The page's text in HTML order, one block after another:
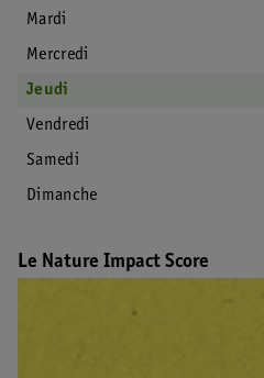
Mardi
Mercredi
Jeudi
Vendredi
Samedi
Dimanche
Le Nature Impact Score